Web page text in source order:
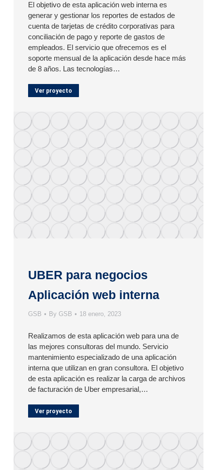
El objetivo de esta aplicación web interna es
generar y gestionar los reportes de estados de
cuenta de tarjetas de crédito corporativas para
conciliación de pago y reporte de gastos de
empleados. El servicio que ofrecemos es el
soporte mensual de la aplicación desde hace más
de 8 años. Las tecnologías…
Ver proyecto
UBER para negocios
Aplicación web interna
GSB By GSB 18 enero, 2023
Realizamos de esta aplicación web para una de
las mejores consultoras del mundo. Servicio
mantenimiento especializado de una aplicación
interna que utilizan en gran consultora. El objetivo
de esta aplicación es realizar la carga de archivos
de facturación de Uber empresarial,…
Ver proyecto